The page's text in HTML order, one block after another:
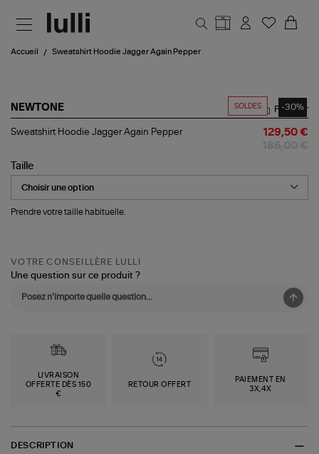
Accueil Sweatshirt Hoodie Jagger Again Pepper
SOLDES -30%
NEWTONE
Sweatshirt
Again
Pepper
Partager
Sweatshirt Hoodie Jagger Again Pepper 129,50 €
Taille
Prendre votre taille habituelle.
VOTRE CONSEILLÈRE LULLI
Une question sur ce produit ?
LIVRAISON
OFFERTE DÈS 150
€
RETOUR OFFERT
PAIEMENT EN
3X,4X
DESCRIPTION